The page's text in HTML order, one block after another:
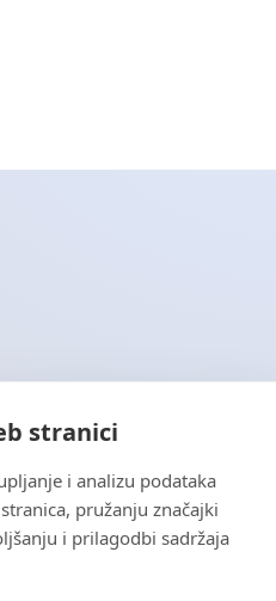
stranici
i analizu podataka
pružanju značajki
i prilagodbi sadržaja